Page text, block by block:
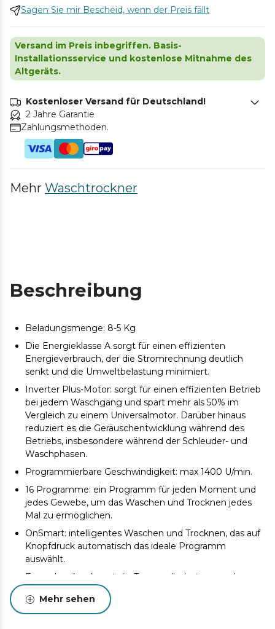
Sagen Sie mir Bescheid, wenn der Preis fällt
Versand im Preis inbegriffen. Basis-
Installationsservice und kostenlose Mitnahme des
Altgeräts.
Kostenloser Versand für Deutschland!
2 Jahre Garantie
Zahlungsmethoden.
Mehr Waschtrockner
Beschreibung
Beladungsmenge: 8-5 Kg
Die Energieklasse A sorgt für einen effizienten
Energieverbrauch, der die Stromrechnung deutlich
senkt und die Umweltbelastung minimiert.
Inverter Plus-Motor: sorgt für einen effizienten Betrieb
bei jedem Waschgang und spart mehr als 50% im
Vergleich zu einem Universalmotor. Darüber hinaus
reduziert es die Geräuschentwicklung während des
Betriebs, insbesondere während der Schleuder- und
Waschphasen.
Programmierbare Geschwindigkeit: max 1400 U/min.
16 Programme: ein Programm für jeden Moment und
jedes Gewebe, um das Waschen und Trocknen jedes
Mal zu ermöglichen.
OnSmart: intelligentes Waschen und Trocknen, das auf
Knopfdruck automatisch das ideale Programm
auswählt.
Fuzzy-Logik: erkennt die Trommelbelastung und
optimiert den Wasserstand und die Betriebszeit.
SteamMax: Vor dem Hauptprogramm eingefügte
Mehr sehen